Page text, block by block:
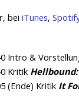
bei iTunes,
Intro &
Kritik
(Ende) Kritik It